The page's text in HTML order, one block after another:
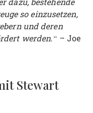
so einzusetzen,
und deren
werden.“ – Joe
Stewart